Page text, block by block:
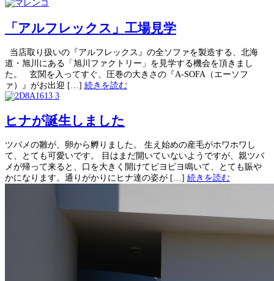
「アルフレックス」工場見学
当店取り扱いの『アルフレックス』の全ソファを製造する、北海
道・旭川にある「旭川ファクトリー」を見学する機会を頂きまし
た。 玄関を入ってすぐ、圧巻の大きさの『A-SOFA（エーソフ
ァ）』がお出迎 […] 続きを読む
ヒナが誕生しました
ツバメの雛が、卵から孵りました。 生え始めの産毛がホワホワし
て、とても可愛いです。 目はまだ開いていないようですが、親ツバ
メが帰って来ると、口を大きく開けてピヨピヨ鳴いて、とても賑や
かになります。通りがかりにヒナ達の姿が […] 続きを読む